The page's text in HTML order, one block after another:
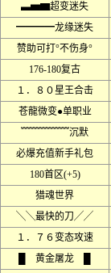
▃▅▆超变迷失
━━━━龙缘迷失
赞助可打°不伤身°
176-180复古
１．８０星王合击
苍龍微变●单职业
﹌﹌﹌﹌﹌沉默
必爆充值新手礼包
180首区(+5)
猎魂世界
╲╲最快的刀╱╱
１．７６变态攻速
█ 黄金屠龙 █